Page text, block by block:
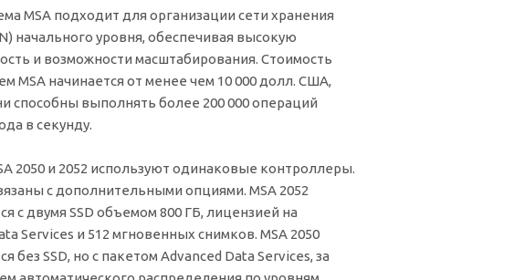
MSA подходит для организации сети хранения
начального уровня, обеспечивая высокую
и возможности масштабирования. Стоимость
MSA начинается от менее чем 10 000 долл. США,
способны выполнять более 200 000 операций
в секунду.
2050 и 2052 используют одинаковые контроллеры.
с дополнительными опциями. MSA 2052
с двумя SSD объемом 800 ГБ, лицензией на
Services и 512 мгновенных снимков. MSA 2050
без SSD, но с пакетом Advanced Data Services, за